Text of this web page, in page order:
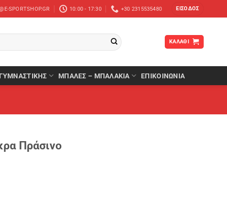
SPORTSHOP.GR 10:00 - 17:30 +30 2315535480 ΕΊΣΟΔΟΣ
ΚΑΛΆΘΙ
ΜΠΆΛΕΣ – ΜΠΑΛΆΚΙΑ ΕΠΙΚΟΙΝΩΝΙΑ
Πράσινο